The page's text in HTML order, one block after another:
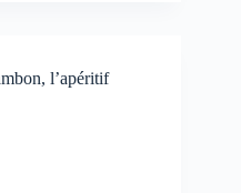
l’apéritif